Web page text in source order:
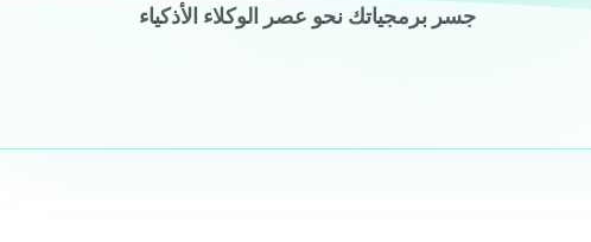
جسر برمجياتك نحو عصر الوكلاء الأذكياء